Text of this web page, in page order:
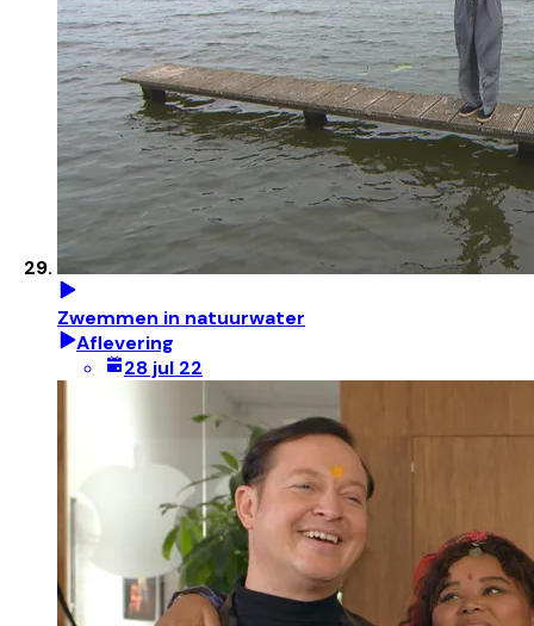
Zwemmen in natuurwater
Aflevering
28 jul 22